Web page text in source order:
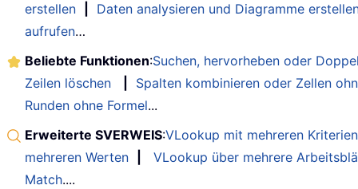
erstellen
Daten analysieren und Diagramme
aufrufen…
Beliebte Funktionen:Suchen, hervorheben oder
Zeilen löschen
Spalten kombinieren oder Zellen
Runden ohne Formel...
Erweiterte SVERWEIS:VLookup mit mehreren Kriterien
mehreren Werten
VLookup über mehrere
Match....